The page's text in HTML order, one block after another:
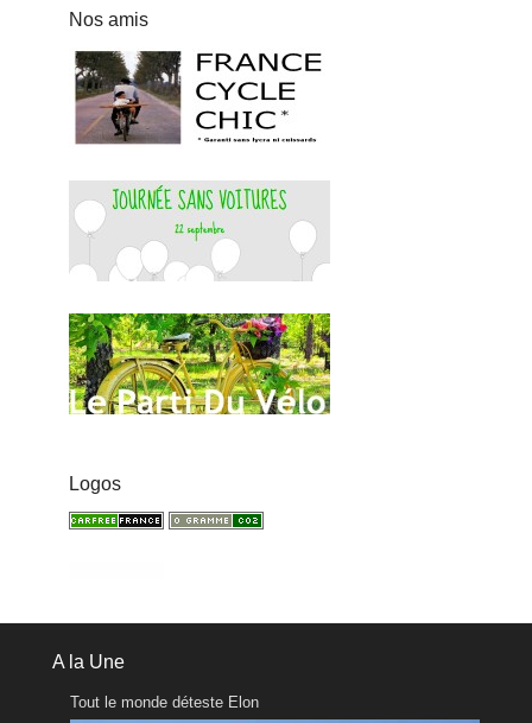
Nos amis
Logos
A la Une
Tout le monde déteste Elon